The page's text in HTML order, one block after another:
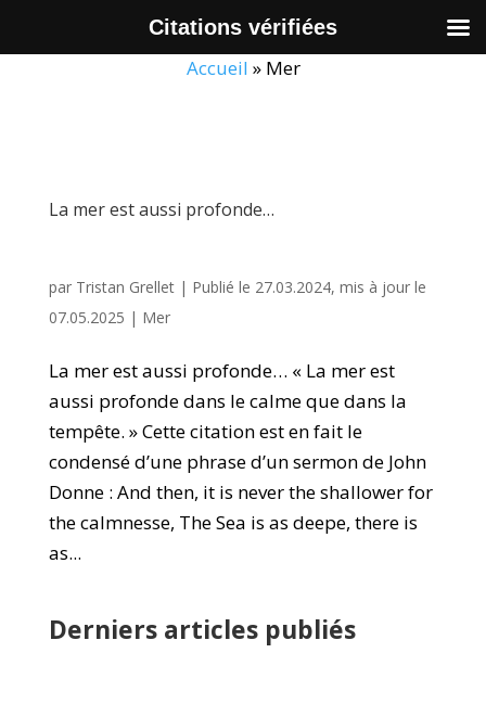
Accueil » Mer
La mer est aussi profonde…
par Tristan Grellet| Publié le 27.03.2024, mis à jour le
07.05.2025 | Mer
La mer est aussi profonde… « La mer est
aussi profonde dans le calme que dans la
tempête. » Cette citation est en fait le
condensé d’une phrase d’un sermon de John
Donne : And then, it is never the shallower for
the calmnesse, The Sea is as deepe, there is
as...
Derniers articles publiés
Citations vérifiées